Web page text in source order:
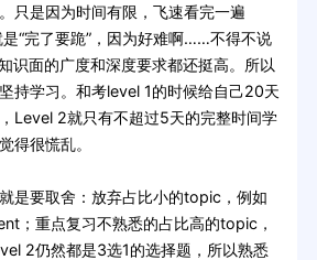
只是因为时间有限，飞速看完一遍
“完了要跪”，因为好难啊……不得不说
识面的广度和深度要求都还挺高。所以
持学习。和考level 1的时候给自己20天
Level 2就只有不超过5天的完整时间学
得很慌乱。
要取舍：放弃占比小的topic，例如
；重点复习不熟悉的占比高的topic，
2仍然都是3选1的选择题，所以熟悉